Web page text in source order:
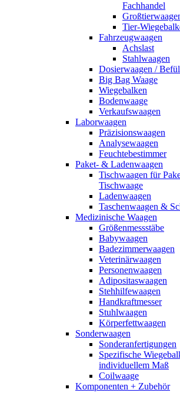
Fachhandel
Tier-
Fahrzeugwaagen
Achslast
Stahlwaagen
Dosierwaagen /
Big Bag Waage
Wiegebalken
Bodenwaage
Verkaufswaagen
Laborwaagen
Präzisionswaagen
Analysewaagen
Feuchtebestimmer
Paket- & Ladenwaagen
Tischwaagen für
Tischwaage
Ladenwaagen
Taschenwaagen &
Medizinische Waagen
Größenmessstäbe
Babywaagen
Badezimmerwaagen
Veterinärwaagen
Personenwaagen
Adipositaswaagen
Stehhilfewaagen
Handkraftmesser
Stuhlwaagen
Körperfettwaagen
Sonderwaagen
Sonderanfertigungen
Spezifische
individuellem Maß
Coilwaage
Komponenten + Zubehör